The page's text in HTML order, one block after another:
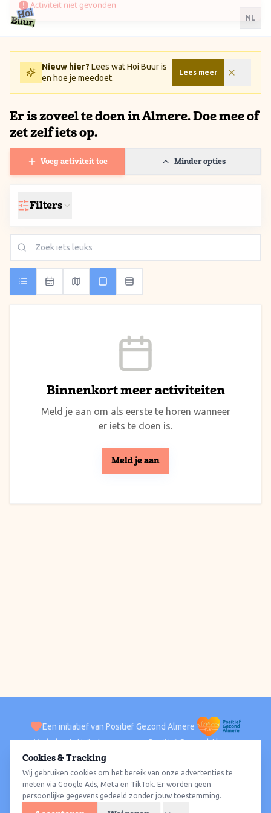
Ga naar inhoud / Skip to content
NL
Nieuw hier? Lees wat Hoi Buur is
en hoe je meedoet.
Lees meer
Er is zoveel te doen in Almere. Doe mee of
zet zelf iets op.
Voeg activiteit toe Minder opties
Filters
Binnenkort meer activiteiten
Meld je aan om als eerste te horen wanneer
er iets te doen is.
Meld je aan
Een initiatief van Positief Gezond Almere
VerhalenActiviteiten Positief Gezond Almere
ACTIVITEITEN PER WIJK
Alle wijkenAlmere HavenAlmere StadAlmere BuitenAlmere Poort
Almere HoutAlmere OosterwoldWat te doen
Cookies & Tracking
Wij gebruiken cookies om het bereik van onze advertenties te
meten via Google Ads, Meta en TikTok. Er worden geen
persoonlijke gegevens gedeeld zonder jouw toestemming.